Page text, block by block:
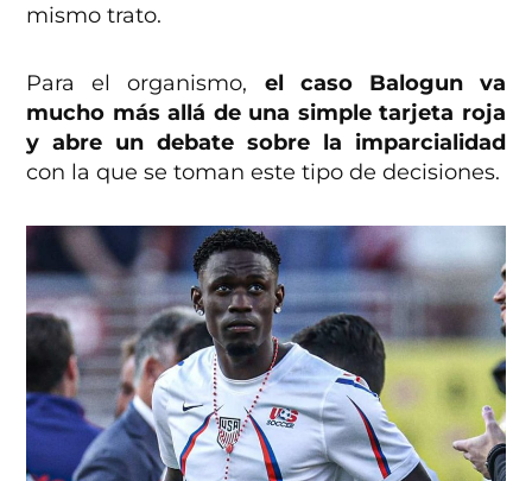
mismo trato.
Para el organismo, el caso Balogun va
mucho más allá de una simple tarjeta roja
y abre un debate sobre la imparcialidad
con la que se toman este tipo de decisiones.